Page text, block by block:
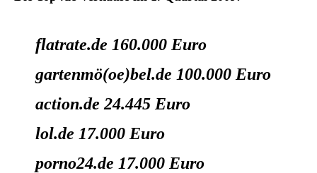
flatrate.de 160.000 Euro
gartenmö(oe)bel.de 100.000 Euro
action.de 24.445 Euro
lol.de 17.000 Euro
porno24.de 17.000 Euro